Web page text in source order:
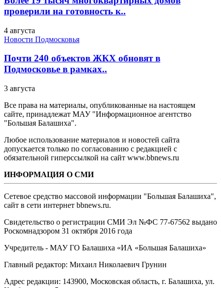
проверили на готовность к..
4 августа
Новости Подмосковья
Почти 240 объектов ЖКХ обновят в
Подмосковье в рамках..
3 августа
Все права на материалы, опубликованные на настоящем
сайте, принадлежат МАУ "Информационное агентство
"Большая Балашиха".
Любое использование материалов и новостей сайта
допускается только по согласованию с редакцией с
обязательной гиперссылкой на сайт www.bbnews.ru
ИНФОРМАЦИЯ О СМИ
Сетевое средство массовой информации "Большая Балашиха",
сайт в сети интернет bbnews.ru.
Свидетельство о регистрации СМИ Эл №ФС ‎77-67562 выдано
Роскомнадзором 31 октября 2016 года
Учредитель - МАУ ГО Балашиха «ИА «Большая Балашиха»
Главный редактор: Михаил Николаевич Грунин
Адрес редакции: 143900, Московская область, г. Балашиха, ул.